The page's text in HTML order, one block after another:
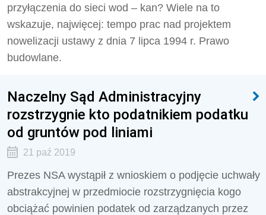
przyłączenia do sieci wod – kan? Wiele na to
wskazuje, najwięcej: tempo prac nad projektem
nowelizacji ustawy z dnia 7 lipca 1994 r. Prawo
budowlane.
Naczelny Sąd Administracyjny
rozstrzygnie kto podatnikiem podatku
od gruntów pod liniami
21 paź 2019
Prezes NSA wystąpił z wnioskiem o podjęcie uchwały
abstrakcyjnej w przedmiocie rozstrzygnięcia kogo
obciążać powinien podatek od zarządzanych przez